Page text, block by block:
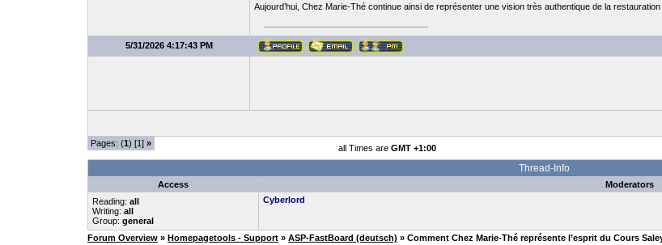
Aujourd’hui, Chez Marie-Thé continue ainsi de représenter une vision très authentique de la
5/31/2026 4:17:43 PM
Pages: (1) [1] » all Times are GMT +1:00
Thread-Info
Access
Moderators
Reading: all
Writing: all
Group: general
Cyberlord
Forum Overview » Homepagetools - Support » ASP-FastBoard (deutsch) » Comment Chez Marie-Thé représente l’esprit du Cours